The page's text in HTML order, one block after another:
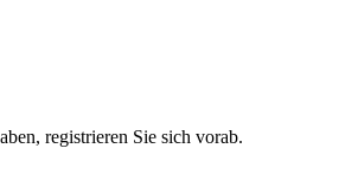
registrieren Sie sich vorab.